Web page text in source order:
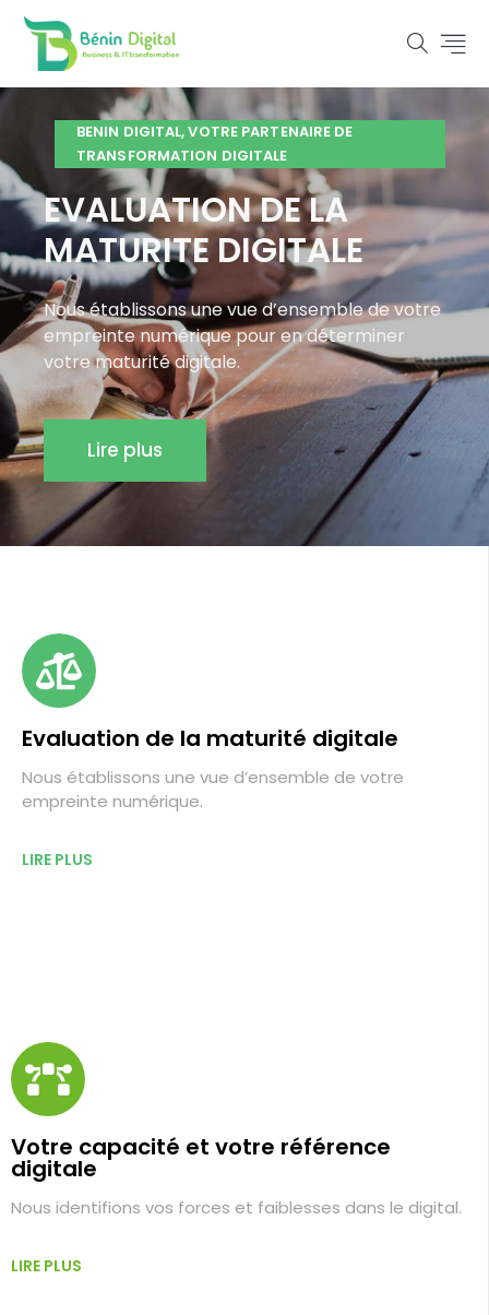
BENIN DIGITAL, VOTRE PARTENAIRE DE
TRANSFORMATION DIGITALE
EVALUATION DE LA
MATURITE DIGITALE
Nous établissons une vue d’ensemble de votre
empreinte numérique pour en déterminer
votre maturité digitale.
Lire plus
Evaluation de la maturité digitale
Nous établissons une vue d’ensemble de votre
empreinte numérique.
LIRE PLUS
Votre capacité et votre référence
digitale
Nous identifions vos forces et faiblesses dans le digital.
LIRE PLUS